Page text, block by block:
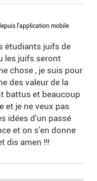
l'application mobile
étudiants juifs de
les juifs seront
chose , je suis pour
des valeur de la
battus et beaucoup
et je ne veux pas
idées d'un passé
et on s'en donne
dis amen !!!